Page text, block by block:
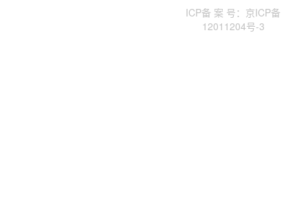
ICP备 案 号：京ICP备
12011204号-3